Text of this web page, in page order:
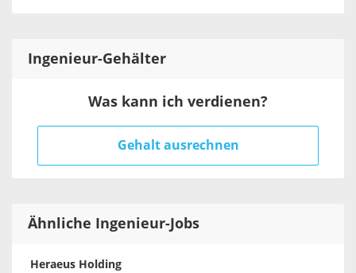
Ingenieur-Gehälter
Was kann ich verdienen?
Gehalt ausrechnen
Ähnliche Ingenieur-Jobs
Heraeus Holding